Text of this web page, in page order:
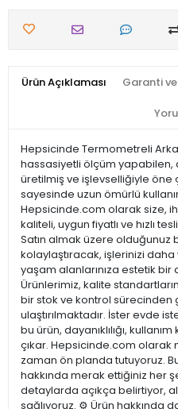
Ürün Açıklaması Garanti
Hepsicinde Termometreli
hassasiyetli ölçüm yapabilen,
üretilmiş ve işlevselliğiyle öne
sayesinde uzun ömürlü
Hepsicinde.com olarak size,
kaliteli, uygun fiyatlı ve hızlı
Satın almak üzere olduğunuz
kolaylaştıracak, işlerinizi
yaşam alanlarınıza estetik bir
Ürünlerimiz, kalite
bir stok ve kontrol sürecinden
ulaştırılmaktadır. İster evde
bu ürün, dayanıklılığı,
çıkar. Hepsicinde.com
zaman ön planda tutuyoruz.
hakkında merak ettiğiniz her
detaylarda açıkça belirtiyor,
sağlıyoruz. ⚙️ Ürün hakkında